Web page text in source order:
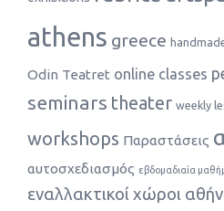
athens greece
Odin Teatret online classes
seminars theater weekly
workshops Παραστάσεις
αυτοσχεδιασμός εβδομαδιαία
εναλλακτικοί χώροι